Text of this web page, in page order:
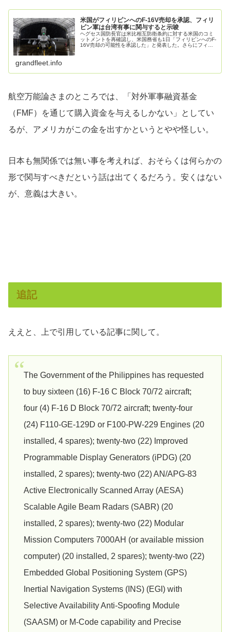
米国がフィリピンへのF-16V売却を承認、フィリ
ピン軍は台湾有事に関与すると示唆
ヘグセス国防長官は米比相互防衛条約に対する米国のコミ
ットメントを再確認し、米国務省も1日「フィリピンへのF-
16V売却の可能性を承認した」と発表した。さらにフィリ
grandfleet.info
航空万能論さまのところでは、「対外軍事融資基金
（FMF）を通じて購入資金を与えるしかない」としてい
るが、アメリカがこの金を出すかというとやや怪しい。
日本も無関係では無い事を考えれば、おそらくは何らかの
形で関与すべきだという話は出てくるだろう。安くはない
が、意義は大きい。
追記
ええと、上で引用している記事に関して。
The Government of the Philippines has requested
to buy sixteen (16) F-16 C Block 70/72 aircraft;
four (4) F-16 D Block 70/72 aircraft; twenty-four
(24) F110-GE-129D or F100-PW-229 Engines (20
installed, 4 spares); twenty-two (22) Improved
Programmable Display Generators (iPDG) (20
installed, 2 spares); twenty-two (22) AN/APG-83
Active Electronically Scanned Array (AESA)
Scalable Agile Beam Radars (SABR) (20
installed, 2 spares); twenty-two (22) Modular
Mission Computers 7000AH (or available mission
computer) (20 installed, 2 spares); twenty-two (22)
Embedded Global Positioning System (GPS)
Inertial Navigation Systems (INS) (EGI) with
Selective Availability Anti-Spoofing Module
(SAASM) or M-Code capability and Precise